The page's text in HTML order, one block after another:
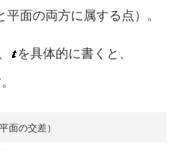
面の両方に属する点）。
を具体的に書くと、
面の交差）